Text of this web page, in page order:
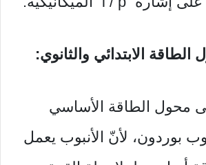
الابتدائي والثانوي:
محول الطاقة الأساسي
بوردون، لأنّ الأنبوب يعمل